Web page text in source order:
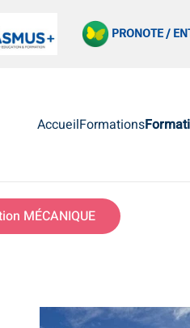
PRONOTE /
AccueilFormations
MÉCANIQUE